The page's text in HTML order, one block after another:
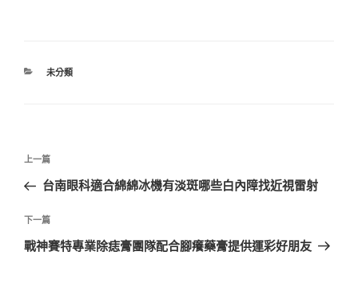
分
未分類
文
導
覽
上
一
文
章
上一篇
台南眼科適合綿綿冰機有淡斑哪些白內障找近視雷射
下
一
下一篇
戰神賽特專業除痣膏團隊配合腳癢藥膏提供運彩好朋友